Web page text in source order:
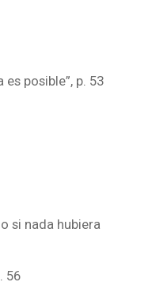
es posible”, p. 53
si nada hubiera
56